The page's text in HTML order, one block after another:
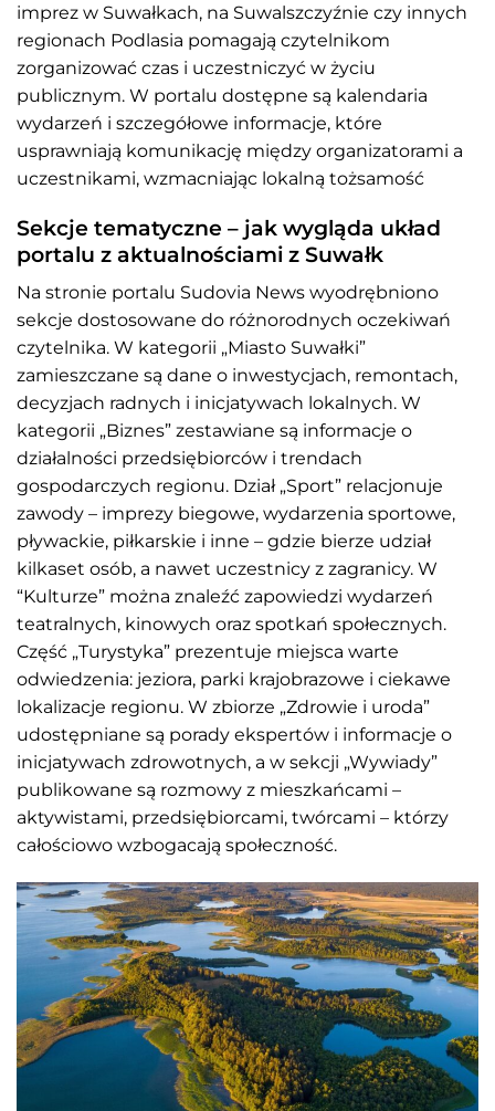
imprez w Suwałkach, na Suwalszczyźnie czy innych
regionach Podlasia pomagają czytelnikom
zorganizować czas i uczestniczyć w życiu
publicznym. W portalu dostępne są kalendaria
wydarzeń i szczegółowe informacje, które
usprawniają komunikację między organizatorami a
uczestnikami, wzmacniając lokalną tożsamość
Sekcje tematyczne – jak wygląda układ
portalu z aktualnościami z Suwałk
Na stronie portalu Sudovia News wyodrębniono
sekcje dostosowane do różnorodnych oczekiwań
czytelnika. W kategorii „Miasto Suwałki”
zamieszczane są dane o inwestycjach, remontach,
decyzjach radnych i inicjatywach lokalnych. W
kategorii „Biznes” zestawiane są informacje o
działalności przedsiębiorców i trendach
gospodarczych regionu. Dział „Sport” relacjonuje
zawody – imprezy biegowe, wydarzenia sportowe,
pływackie, piłkarskie i inne – gdzie bierze udział
kilkaset osób, a nawet uczestnicy z zagranicy. W
“Kulturze” można znaleźć zapowiedzi wydarzeń
teatralnych, kinowych oraz spotkań społecznych.
Część „Turystyka” prezentuje miejsca warte
odwiedzenia: jeziora, parki krajobrazowe i ciekawe
lokalizacje regionu. W zbiorze „Zdrowie i uroda”
udostępniane są porady ekspertów i informacje o
inicjatywach zdrowotnych, a w sekcji „Wywiady”
publikowane są rozmowy z mieszkańcami –
aktywistami, przedsiębiorcami, twórcami – którzy
całościowo wzbogacają społeczność.